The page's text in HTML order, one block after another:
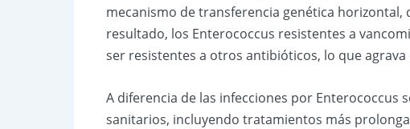
mecanismo de transferencia genética
resultado, los Enterococcus resistentes a
ser resistentes a otros antibióticos, lo que
A diferencia de las infecciones por Enterococcus
sanitarios, incluyendo tratamientos más